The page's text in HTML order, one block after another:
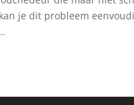
je dit probleem